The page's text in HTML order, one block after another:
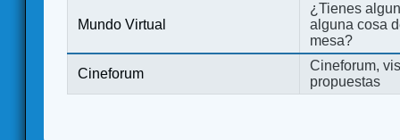
Mundo Virtual
¿Tienes
alguna cosa
mesa?
Cineforum
Cineforum,
propuestas